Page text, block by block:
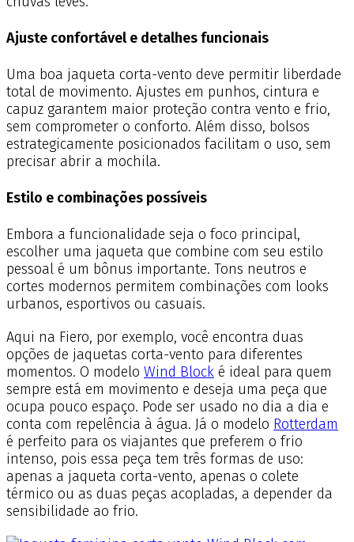
Ajuste confortável e detalhes funcionais
Uma boa jaqueta corta-vento deve permitir liberdade
total de movimento. Ajustes em punhos, cintura e
capuz garantem maior proteção contra vento e frio,
sem comprometer o conforto. Além disso, bolsos
estrategicamente posicionados facilitam o uso, sem
precisar abrir a mochila.
Estilo e combinações possíveis
Embora a funcionalidade seja o foco principal,
escolher uma jaqueta que combine com seu estilo
pessoal é um bônus importante. Tons neutros e
cortes modernos permitem combinações com looks
urbanos, esportivos ou casuais.
Aqui na Fiero, por exemplo, você encontra duas
opções de jaquetas corta-vento para diferentes
momentos. O modelo Wind Block é ideal para quem
sempre está em movimento e deseja uma peça que
ocupa pouco espaço. Pode ser usado no dia a dia e
conta com repelência à água. Já o modelo Rotterdam
é perfeito para os viajantes que preferem o frio
intenso, pois essa peça tem três formas de uso:
apenas a jaqueta corta-vento, apenas o colete
térmico ou as duas peças acopladas, a depender da
sensibilidade ao frio.